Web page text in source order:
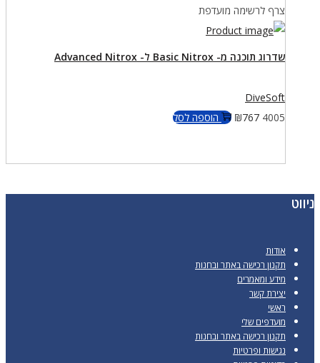
צרף לרשימה מועדפת
שדרוג תוכנה מ- Basic Nitrox ל- Advanced Nitrox
DiveSoft
4005
₪767 הוספה לסל
ניווט
אודות
תקנון רכישה באתר ובחנות
מידע ומאמרים
יצירת קשר
ראשי
מועדפים שלי
תקנון רכישה באתר ובחנות
נגישות ופרטיות